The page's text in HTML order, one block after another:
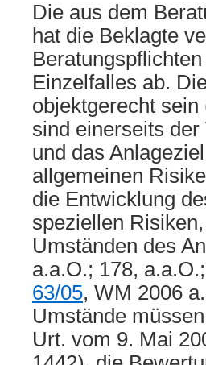
Die aus dem
hat die Beklagte
Einzelfalles ab.
objektgerecht sein
sind einerseits
und das
allgemeinen
die Entwicklung
speziellen
Umständen des
a.a.O.; 178,
63/05, WM 2006
Umstände
Urt. vom 9. Mai